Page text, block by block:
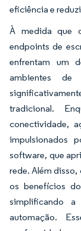
eficiência e
À medida que
endpoints de
enfrentam um
ambientes
tradicional.
conectividade,
impulsionados
software, que
rede. Além
os benefícios
simplificando
automação.